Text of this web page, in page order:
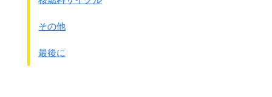
生産された化学兵器であって、
できなくなるまで劣化したもの
6 ｢遺棄化学兵器｣とは、1925年1月1日以降に
その他
最後に